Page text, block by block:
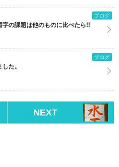
ブログ
字の課題は他のものに比べたら!!
ブログ
た。
NEXT